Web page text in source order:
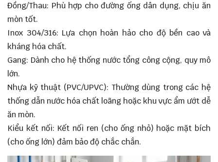
Đồng/Thau: Phù hợp cho đường ống dân dụng, chịu ăn
mòn tốt.
Inox 304/316: Lựa chọn hoàn hảo cho độ bền cao và
kháng hóa chất.
Gang: Dành cho hệ thống nước tổng công cộng, quy mô
lớn.
Nhựa kỹ thuật (PVC/UPVC): Thường dùng trong các hệ
thống dẫn nước hóa chất loãng hoặc khu vực ẩm ướt dễ
ăn mòn.
Kiểu kết nối: Kết nối ren (cho ống nhỏ) hoặc mặt bích
(cho ống lớn) đảm bảo độ chắc chắn.